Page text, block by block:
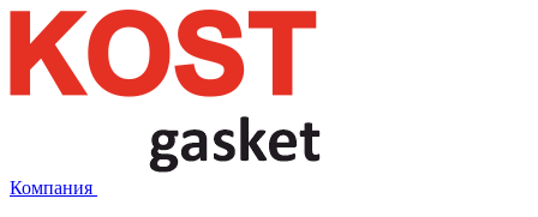
Компания